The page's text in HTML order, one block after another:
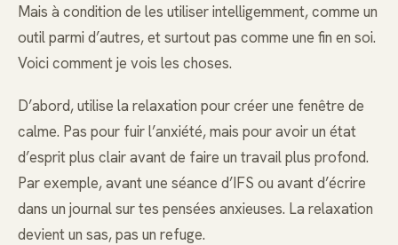
Mais à condition de les utiliser intelligemment, comme un
outil parmi d’autres, et surtout pas comme une fin en soi.
Voici comment je vois les choses.
D’abord, utilise la relaxation pour créer une fenêtre de
calme. Pas pour fuir l’anxiété, mais pour avoir un état
d’esprit plus clair avant de faire un travail plus profond.
Par exemple, avant une séance d’IFS ou avant d’écrire
dans un journal sur tes pensées anxieuses. La relaxation
devient un sas, pas un refuge.